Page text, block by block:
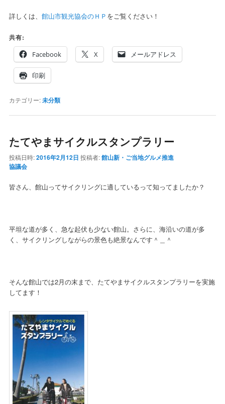
詳しくは、 館山市観光協会のＨＰ をご覧ください！
共有:
Facebook
X メールアドレス
印刷
カテゴリー:未分類
たてやまサイクルスタンプラリー
投稿日時:2016年2月12日 投稿者:館山新・ご当地グルメ推進
協議会
皆さん、館山ってサイクリングに適しているって知ってましたか？
平坦な道が多く、急な起伏も少ない館山。さらに、海沿いの道が多
く、サイクリングしながらの景色も絶景なんです＾＿＾
そんな館山では2月の末まで、たてやまサイクルスタンプラリーを実施
してます！